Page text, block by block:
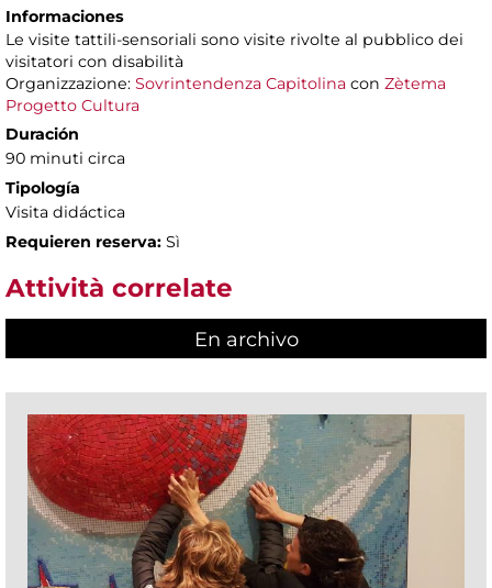
Informaciones
Le visite tattili-sensoriali sono visite rivolte al pubblico dei
visitatori con disabilità
Organizzazione: Sovrintendenza Capitolina con Zètema
Progetto Cultura
Duración
90 minuti circa
Tipología
Visita didáctica
Requieren reserva: Sì
Attività correlate
En archivo